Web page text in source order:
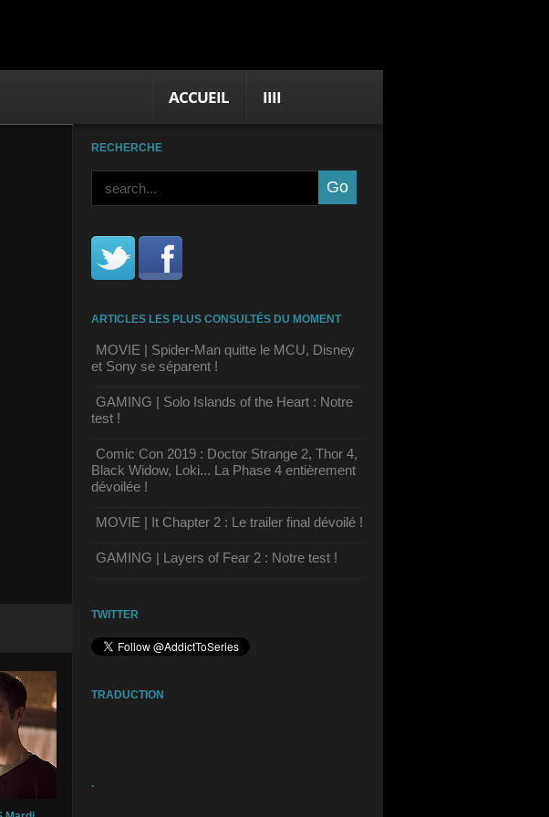
ACCUEIL IIII
RECHERCHE
ARTICLES LES PLUS CONSULTÉS DU MOMENT
MOVIE | Spider-Man quitte le MCU, Disney
et Sony se séparent !
GAMING | Solo Islands of the Heart : Notre
test !
Comic Con 2019 : Doctor Strange 2, Thor 4,
Black Widow, Loki... La Phase 4 entièrement
dévoilée !
MOVIE | It Chapter 2 : Le trailer final dévoilé !
GAMING | Layers of Fear 2 : Notre test !
TWITTER
TRADUCTION
.